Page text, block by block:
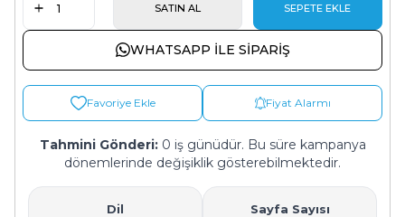
SATIN AL SEPETE EKLE
WHATSAPP ILE SIPARIŞ
Favoriye Ekle Fiyat Alarmı
Tahmini Gönderi:0 iş günüdür. Bu süre kampanya
dönemlerinde değişiklik gösterebilmektedir.
Dil Sayfa Sayısı